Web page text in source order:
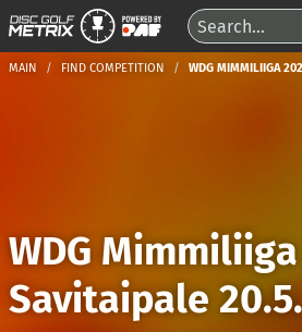
MAIN FIND COMPETITION WDG MIMMILIIGA
WDG
Savitaipale 20.5.